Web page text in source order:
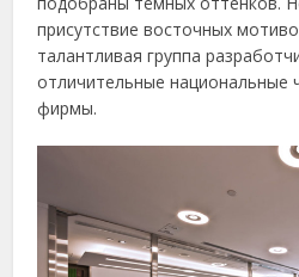
присутствие восточных
талантливая группа
отличительные национальные
фирмы.